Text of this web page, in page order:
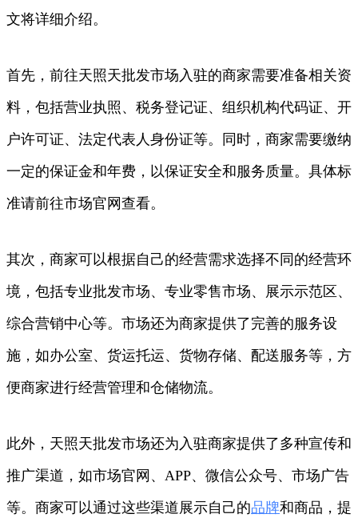
文将详细介绍。
首先，前往天照天批发市场入驻的商家需要准备相关资
料，包括营业执照、税务登记证、组织机构代码证、开
户许可证、法定代表人身份证等。同时，商家需要缴纳
一定的保证金和年费，以保证安全和服务质量。具体标
准请前往市场官网查看。
其次，商家可以根据自己的经营需求选择不同的经营环
境，包括专业批发市场、专业零售市场、展示示范区、
综合营销中心等。市场还为商家提供了完善的服务设
施，如办公室、货运托运、货物存储、配送服务等，方
便商家进行经营管理和仓储物流。
此外，天照天批发市场还为入驻商家提供了多种宣传和
推广渠道，如市场官网、APP、微信公众号、市场广告
等。商家可以通过这些渠道展示自己的品牌和商品，提